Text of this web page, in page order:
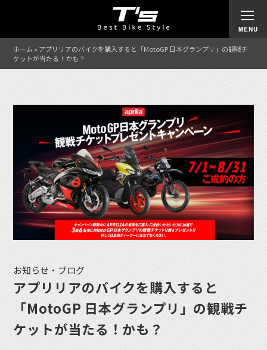
ホーム » アプリリアのバイクを購入すると「MotoGP 日本グランプリ」の観戦チ
ケットが当たる！かも？
お知らせ・ブログ
アプリリアのバイクを購入すると
「MotoGP 日本グランプリ」の観戦チ
ケットが当たる！かも？